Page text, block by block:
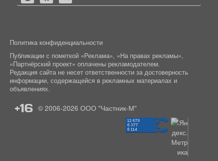
Политика конфиденциальности
Публикации с пометкой «Реклама», «На правах рекламы»,
«Партнёрский проект» оплачены рекламодателем.
Редакция сайта не несет ответственности за достоверность
информации, содержащейся в рекламных материалах и
объявлениях.
+16 © 2006-2026 ООО "Частник-М"